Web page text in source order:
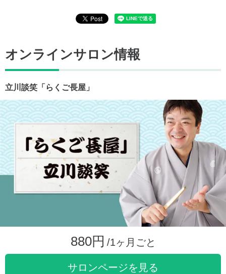
オンラインサロン情報
立川談笑「らくご長屋」
880円 /1ヶ月ごと
サロンページを見る